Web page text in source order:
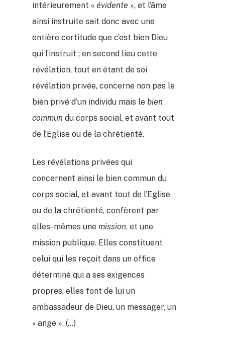
intérieurement «évidente », et l’âme
ainsi instruite sait donc avec une
entière certitude que c’est bien Dieu
qui l’instruit ; en second lieu cette
révélation, tout en étant de soi
révélation privée, concerne non pas le
bien privé d’un individu mais lebien
commun du corps social, et avant tout
de l’Eglise ou de la chrétienté.
Les révélations privées qui
concernent ainsi le bien commun du
corps social, et avant tout de l’Eglise
ou de la chrétienté, confèrent par
elles-mêmes unemission, et une
mission publique. Elles constituent
celui qui les reçoit dans un office
déterminé qui a ses exigences
propres, elles font de lui un
ambassadeur de Dieu, un messager, un
« ange ». (…)